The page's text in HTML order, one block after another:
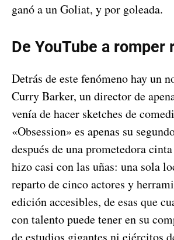
ganó a un Goliat, y por goleada.
De YouTube a romper
Detrás de este fenómeno hay un
Curry Barker, un director de
venía de hacer sketches de
«Obsession» es apenas su
después de una prometedora
hizo casi con las uñas: una sola
reparto de cinco actores y
edición accesibles, de esas que
con talento puede tener en su
de estudios gigantes ni ejércitos